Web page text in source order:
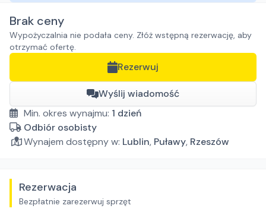
Brak ceny
Wypożyczalnia nie podała ceny. Złóż wstępną rezerwację, aby
otrzymać ofertę.
Rezerwuj
Wyślij wiadomość
Min. okres wynajmu: 1 dzień
Odbiór osobisty
Wynajem dostępny w: Lublin, Puławy, Rzeszów
Rezerwacja
Bezpłatnie zarezerwuj sprzęt